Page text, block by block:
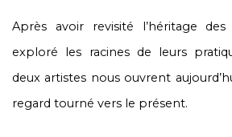
Après avoir revisité l’héritage
exploré les racines de leurs
deux artistes nous ouvrent
regard tourné vers le présent.